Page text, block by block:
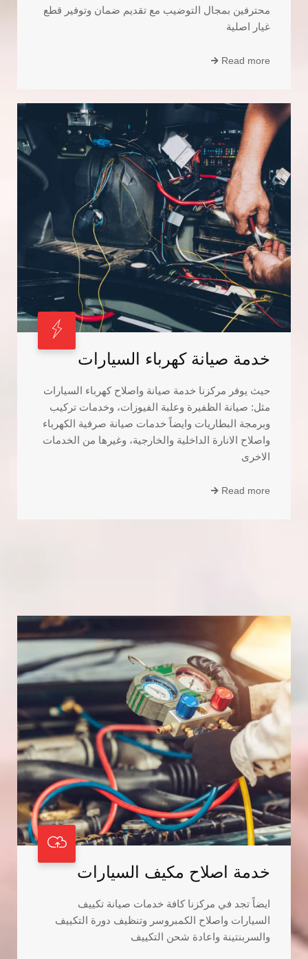
محترفين بمجال التوضيب مع تقديم ضمان وتوفير قطع
غيار اصلية
Read more
خدمة صيانة كهرباء السيارات
حيث يوفر مركزنا خدمة صيانة واصلاح كهرباء السيارات
مثل: صيانة الظفيرة وعلبة الفيوزات، وخدمات تركيب
وبرمجة البطاريات وايضاً خدمات صيانة صرفية الكهرباء
واصلاح الانارة الداخلية والخارجية، وغيرها من الخدمات
الاخرى
Read more
خدمة اصلاح مكيف السيارات
ايضاً تجد في مركزنا كافة خدمات صيانة تكييف
السيارات واصلاح الكمبروسر وتنظيف دورة التكييف
والسربنتينة واعادة شحن التكييف